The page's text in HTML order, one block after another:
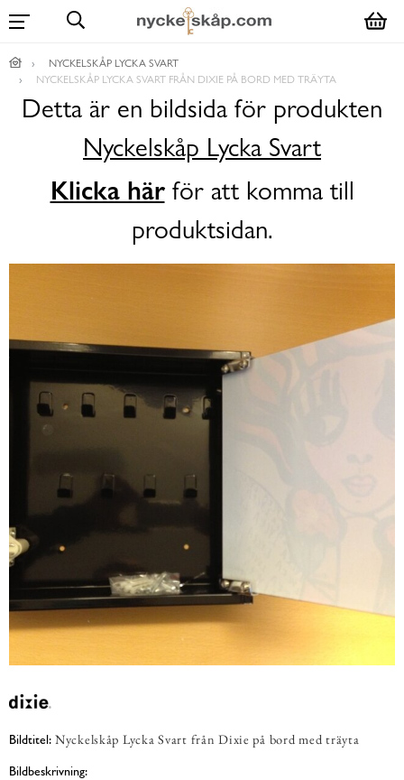
NYCKELSKÅP LYCKA SVART
NYCKELSKÅP LYCKA SVART FRÅN DIXIE PÅ BORD MED TRÄYTA
Detta är en bildsida för produkten
Nyckelskåp Lycka Svart
Klicka härför att komma till
produktsidan.
Bildtitel: Nyckelskåp Lycka Svart från Dixie på bord med träyta
Bildbeskrivning: